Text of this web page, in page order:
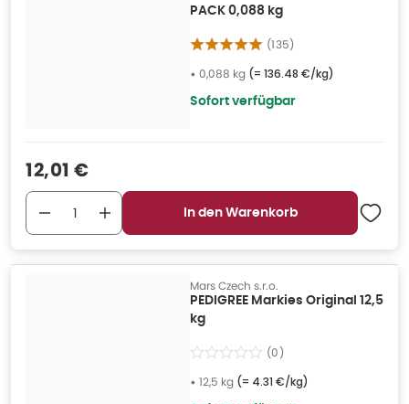
PACK 0,088 kg
(135)
• 0,088 kg (= 136.48 €/kg)
Sofort verfügbar
Verkaufspreis
12,01 €
In den Warenkorb
Mars Czech s.r.o.
PEDIGREE Markies Original 12,5
kg
(0)
• 12,5 kg (= 4.31 €/kg)